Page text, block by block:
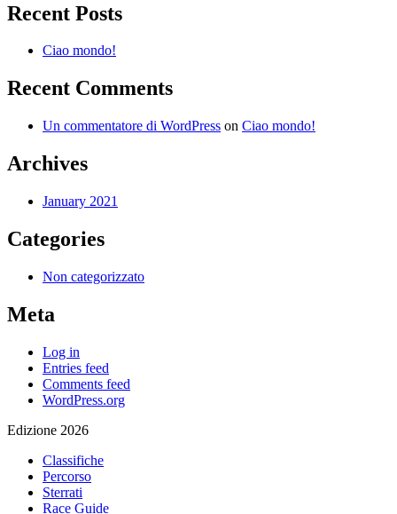
Recent Posts
Ciao mondo!
Recent Comments
Un commentatore di WordPress on Ciao mondo!
Archives
January 2021
Categories
Non categorizzato
Meta
Log in
Entries feed
Comments feed
WordPress.org
Edizione 2026
Classifiche
Percorso
Sterrati
Race Guide